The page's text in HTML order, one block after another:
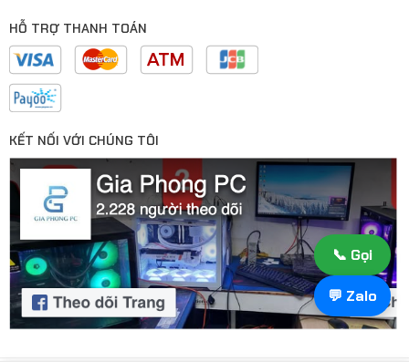
HỖ TRỢ THANH TOÁN
KẾT NỐI VỚI CHÚNG TÔI
📞 Gọi
💬 Zalo